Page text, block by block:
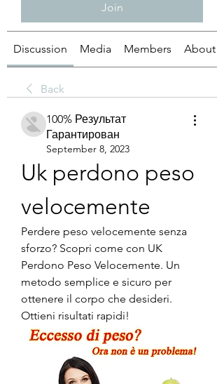
Join
Discussion Media Members About
Back
100% Результат
Гарантирован
September 8, 2023
Uk perdono peso
velocemente
Perdere peso velocemente senza
sforzo? Scopri come con UK
Perdono Peso Velocemente. Un
metodo semplice e sicuro per
ottenere il corpo che desideri.
Ottieni risultati rapidi!